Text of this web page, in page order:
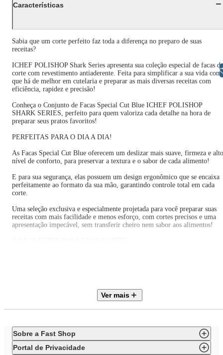
Características
Sabia que um corte perfeito faz toda a diferença no preparo de suas
receitas?
ICHEF POLISHOP Shark Series apresenta sua coleção especial de facas de
corte com revestimento antiaderente. Feita para simplificar a sua vida com
que há de melhor em cutelaria e preparar as mais diversas receitas com
eficiência, rapidez e precisão!
Conheça o Conjunto de Facas Special Cut Blue ICHEF POLISHOP
SHARK SERIES, perfeito para quem valoriza cada detalhe na hora de
preparar seus pratos favoritos!
PERFEITAS PARA O DIA A DIA!
As Facas Special Cut Blue oferecem um deslizar mais suave, firmeza e alto
nível de conforto, para preservar a textura e o sabor de cada alimento!
E para sua segurança, elas possuem um design ergonômico que se encaixa
perfeitamente ao formato da sua mão, garantindo controle total em cada
corte.
Uma seleção exclusiva e especialmente projetada para você preparar suas
receitas com mais facilidade e menos esforço, com cortes precisos e uma
apresentação impecável, sem transferir cheiro nem sabor aos alimentos!
Se você é um apreciador de um bom sushi ou de uma deliciosa moqueca, a
Faca Santoku foi especialmente desenvolvida para o corte perfeito de
Agora, se você preza por filés de frango e fatias impecáveis no dia a dia,
pode contar com a Faca Slicer, que faz cortes precisos com apenas um
movimento!
Ver mais
Sobre a Fast Shop
Portal de Privacidade
Libras